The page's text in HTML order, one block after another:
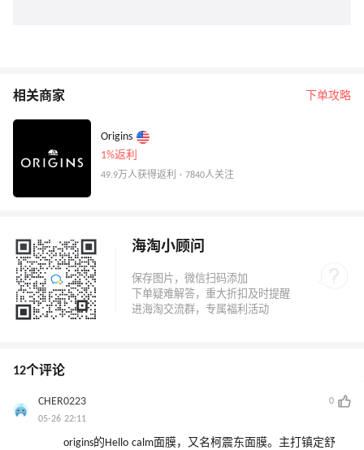
相关商家 下单攻略
Origins
1%返利
49.9万人获得返利 · 7840人关注
海淘小顾问
12个评论
CHER0223
0
05-26 22:11
origins的Hello calm面膜，又名柯震东面膜。主打镇定舒